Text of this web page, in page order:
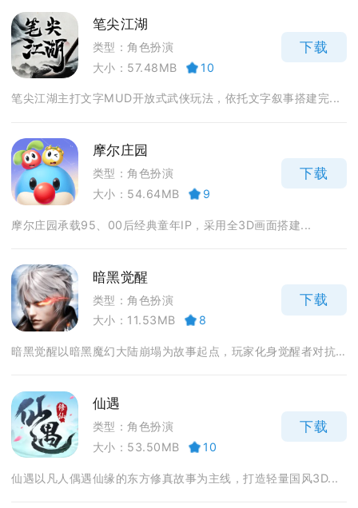
笔尖江湖
类型：角色扮演
大小：57.48MB
10
下载
笔尖江湖主打文字MUD开放式武侠玩法，依托文字叙事搭建完...
摩尔庄园
类型：角色扮演
大小：54.64MB
9
下载
摩尔庄园承载95、00后经典童年IP，采用全3D画面搭建...
暗黑觉醒
类型：角色扮演
大小：11.53MB
8
下载
暗黑觉醒以暗黑魔幻大陆崩塌为故事起点，玩家化身觉醒者对抗...
仙遇
类型：角色扮演
大小：53.50MB
10
下载
仙遇以凡人偶遇仙缘的东方修真故事为主线，打造轻量国风3D...